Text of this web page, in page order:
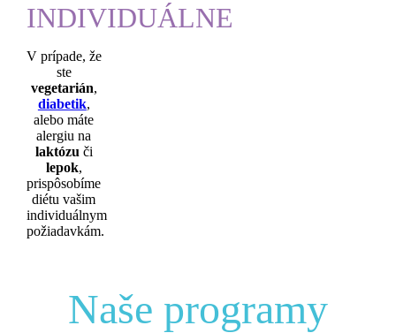
INDIVIDUÁLNE
V prípade, že
ste
vegetarián,
diabetik,
alebo máte
alergiu na
laktózu či
lepok,
prispôsobíme
diétu vašim
individuálnym
požiadavkám.
Naše programy